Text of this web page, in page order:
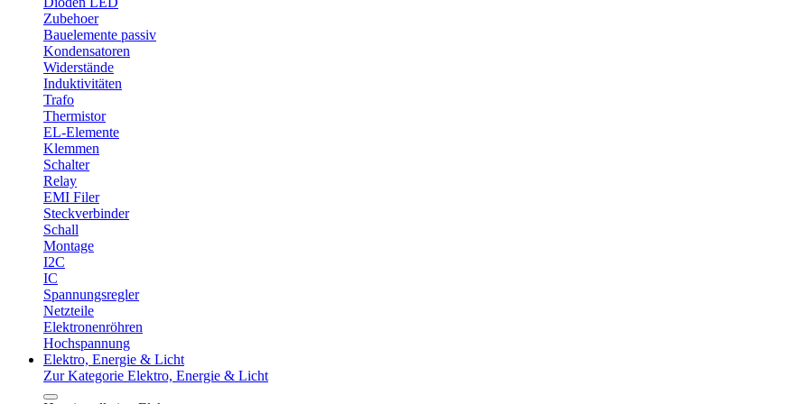
Zubehoer
Bauelemente passiv
Kondensatoren
Widerstände
Induktivitäten
Trafo
Thermistor
EL-Elemente
Klemmen
Schalter
Relay
EMI Filer
Steckverbinder
Schall
Montage
I2C
IC
Spannungsregler
Netzteile
Elektronenröhren
Hochspannung
Elektro, Energie & Licht
Zur Kategorie Elektro, Energie & Licht